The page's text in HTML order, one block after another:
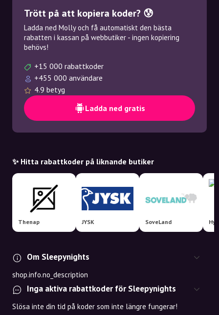
Trött på att kopiera koder? 😰
Ladda ned Molly och få automatiskt den bästa
rabatten i kassan på webbutiker - ingen kopiering
behövs!
+15 000 rabattkoder
+455 000 användare
4.9 betyg
Ladda ned gratis
✨ Hitta rabattkoder på liknande butiker
Thenap JYSK SoveLand
Om Sleepynights
shop.info.no_description
Inga aktiva rabattkoder för Sleepynights
Slösa inte din tid på koder som inte längre fungerar!